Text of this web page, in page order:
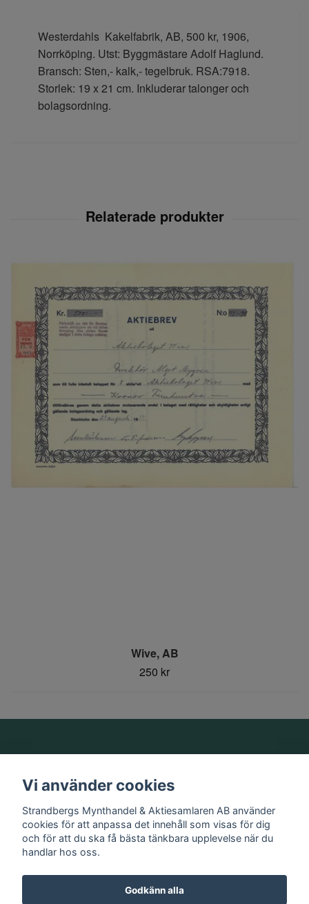
Westerdahls Kakelfabrik, AB, 500 kr, 1906,
Norrköping. Utst: Byggmästare Adolf Haglund.
Bransch: Sten,- kalk,- tegelbruk. RSA:7918.
Storlek: 19 x 21 cm. Inkluderar talonger och
bolagsordning.
Wive, AB
250 kr
Information
Sociala medier
Vi använder cookies
Strandbergs Mynthandel & Aktiesamlaren AB använder
cookies för att anpassa det innehåll som visas för dig
och för att du ska få bästa tänkbara upplevelse när du
handlar hos oss.
Godkänn alla